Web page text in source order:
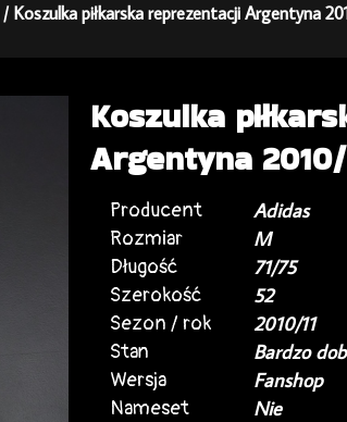
/ Koszulka piłkarska reprezentacji Argentyna
Koszulka
Argentyna
Producent
Adidas
Rozmiar
M
Długość
71/75
Szerokość
52
Sezon / rok
2010/11
Stan
Bardzo
Wersja
Fanshop
Nameset
Nie